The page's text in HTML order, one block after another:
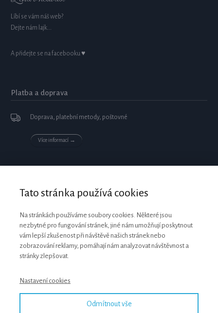
Líbí se vám náš web?
Dejte nám lajk...
A přidejte se na facebooku ♥
Platba a doprava
Doprava, platební metody, poštovné
Více informací →
Tato stránka používá cookies
Na stránkách používáme soubory cookies. Některé jsou
nezbytné pro fungování stránek, jiné nám umožňují poskytnout
vám lepší zkušenost při návštěvě našich stránek nebo
zobrazování reklamy, pomáhají nám analyzovat návštěvnost a
stránky zlepšovat.
Nastavení cookies
Odmítnout vše